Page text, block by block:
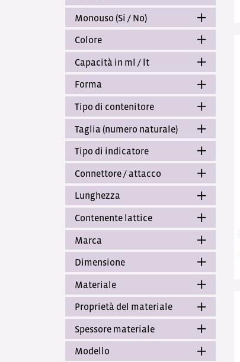
Monouso (Si / No)
Colore
Capacità in ml / lt
Forma
Tipo di contenitore
Taglia (numero naturale)
Tipo di indicatore
Connettore / attacco
Lunghezza
Contenente lattice
Marca
Dimensione
Materiale
Proprietà del materiale
Spessore materiale
Modello